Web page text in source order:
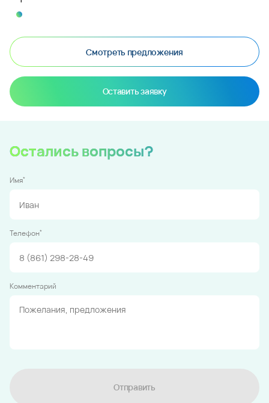
Смотреть предложения
Оставить заявку
Остались вопросы?
Имя*
Телефон*
Комментарий
Отправить